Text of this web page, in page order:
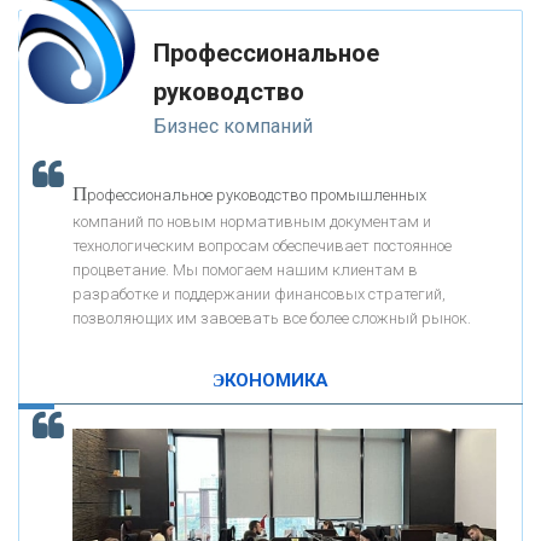
«РОСЕВРОБАНК»
«ПРЕСС-СЛУЖБА ВТБ24»
«АВТОГРАДБАНК»
«ПРОМРЕГИОНБАНК»
ОНАС
Как Система быстрых платежей за пять лет
изменила финансовый рынок - «Интервью»
мимо ушей. Он никогда не бывает полезен никому, кроме того, кто его
-- Люблю давать советы и очень не люблю, когда их дают мне.
Профессиональное
руководство
Бизнес компаний
Профессиональное руководство промышленных
компаний по новым нормативным документам и
технологическим вопросам обеспечивает постоянное
процветание. Мы помогаем нашим клиентам в
разработке и поддержании финансовых стратегий,
позволяющих им завоевать все более сложный рынок.
ЭКОНОМИКА